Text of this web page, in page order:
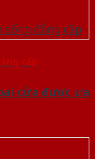
cấp
cửa được ưa